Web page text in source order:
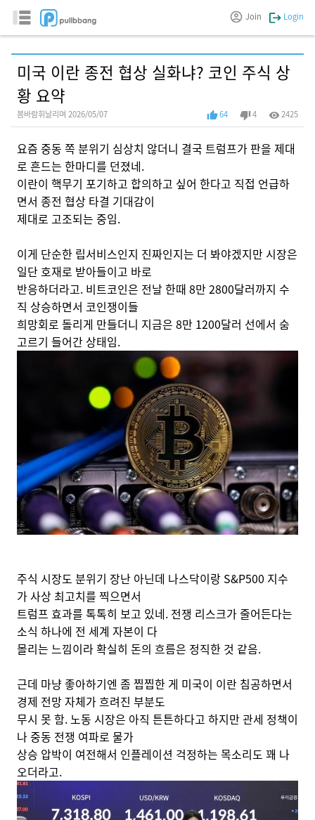
Join Login
미국 이란 종전 협상 실화냐? 코인 주식 상
황 요약
봄바람휘날리며 2026/05/07 64 4 2425
요즘 중동 쪽 분위기 심상치 않더니 결국 트럼프가 판을 제대
로 흔드는 한마디를 던졌네.
이란이 핵무기 포기하고 합의하고 싶어 한다고 직접 언급하
면서 종전 협상 타결 기대감이
제대로 고조되는 중임.
이게 단순한 립서비스인지 진짜인지는 더 봐야겠지만 시장은
일단 호재로 받아들이고 바로
반응하더라고. 비트코인은 전날 한때 8만 2800달러까지 수
직 상승하면서 코인쟁이들
희망회로 돌리게 만들더니 지금은 8만 1200달러 선에서 숨
고르기 들어간 상태임.
주식 시장도 분위기 장난 아닌데 나스닥이랑 S&P500 지수
가 사상 최고치를 찍으면서
트럼프 효과를 톡톡히 보고 있네. 전쟁 리스크가 줄어든다는
소식 하나에 전 세계 자본이 다
몰리는 느낌이라 확실히 돈의 흐름은 정직한 것 같음.
근데 마냥 좋아하기엔 좀 찝찝한 게 미국이 이란 침공하면서
경제 전망 자체가 흐려진 부분도
무시 못 함. 노동 시장은 아직 튼튼하다고 하지만 관세 정책이
나 중동 전쟁 여파로 물가
상승 압박이 여전해서 인플레이션 걱정하는 목소리도 꽤 나
오더라고.